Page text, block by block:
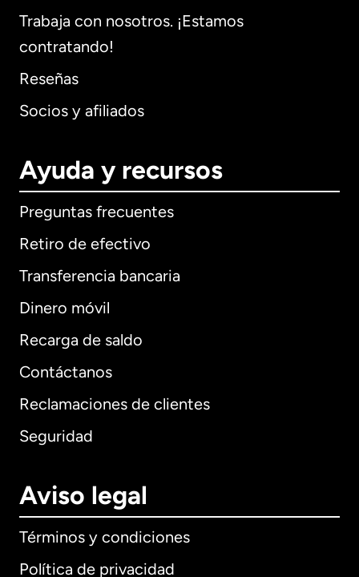
Trabaja con nosotros. ¡Estamos
contratando!
Reseñas
Socios y afiliados
Ayuda y recursos
Preguntas frecuentes
Retiro de efectivo
Transferencia bancaria
Dinero móvil
Recarga de saldo
Contáctanos
Reclamaciones de clientes
Seguridad
Aviso legal
Términos y condiciones
Política de privacidad